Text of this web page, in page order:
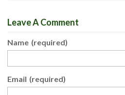
Leave A Comment
Name (required)
Email (required)